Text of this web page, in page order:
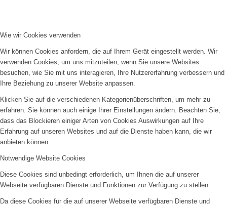
Wie wir Cookies verwenden
Wir können Cookies anfordern, die auf Ihrem Gerät eingestellt werden. Wir
verwenden Cookies, um uns mitzuteilen, wenn Sie unsere Websites
besuchen, wie Sie mit uns interagieren, Ihre Nutzererfahrung verbessern und
Ihre Beziehung zu unserer Website anpassen.
Klicken Sie auf die verschiedenen Kategorienüberschriften, um mehr zu
erfahren. Sie können auch einige Ihrer Einstellungen ändern. Beachten Sie,
dass das Blockieren einiger Arten von Cookies Auswirkungen auf Ihre
Erfahrung auf unseren Websites und auf die Dienste haben kann, die wir
anbieten können.
Notwendige Website Cookies
Diese Cookies sind unbedingt erforderlich, um Ihnen die auf unserer
Webseite verfügbaren Dienste und Funktionen zur Verfügung zu stellen.
Da diese Cookies für die auf unserer Webseite verfügbaren Dienste und